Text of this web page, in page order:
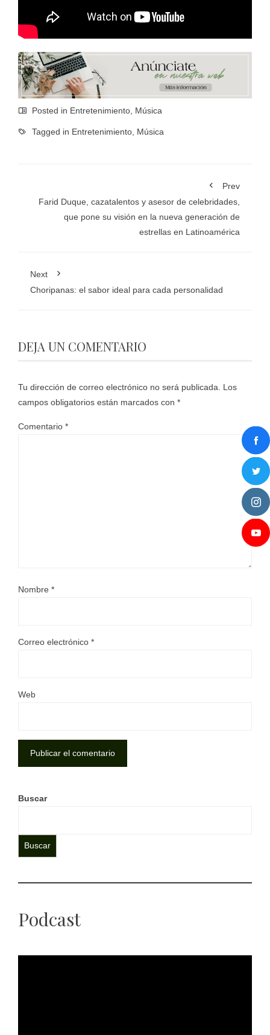
Posted in Entretenimiento Música
Tagged in Entretenimiento Música
Prev
Farid Duque, cazatalentos y asesor de celebridades,
que pone su visión en la nueva generación de
estrellas en Latinoamérica
Next
Choripanas: el sabor ideal para cada personalidad
DEJA UN COMENTARIO
Tu dirección de correo electrónico no será publicada.
Los
campos obligatorios están marcados con *
Comentario *
Nombre *
Correo electrónico *
Web
Buscar
Buscar
Podcast